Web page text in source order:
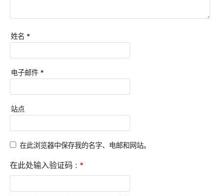
姓名 *
电子邮件 *
站点
在此浏览器中保存我的名字、电邮和网站。
在此处输入验证码 : *